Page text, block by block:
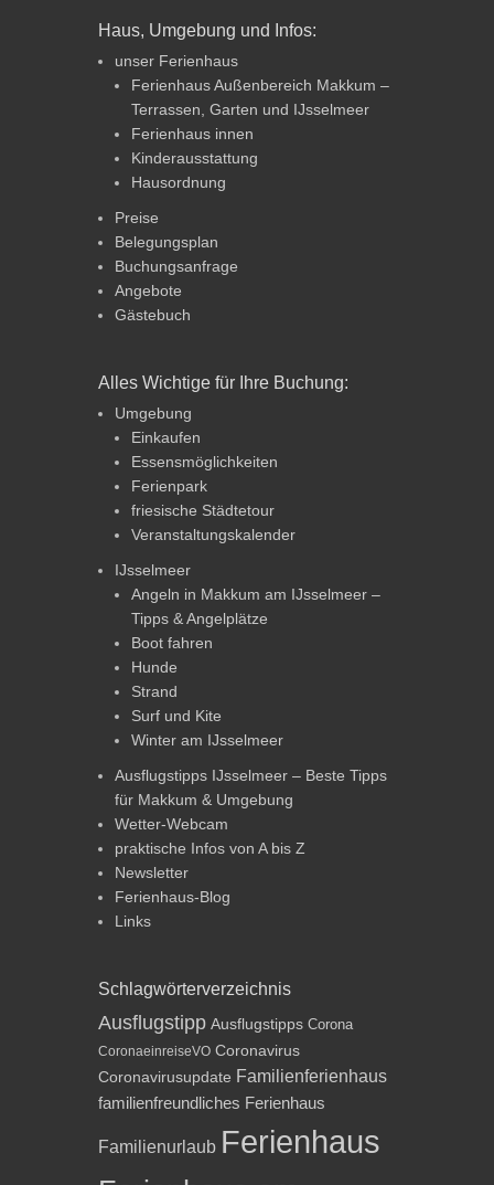
Haus, Umgebung und Infos:
unser Ferienhaus
Ferienhaus Außenbereich Makkum –
Terrassen, Garten und IJsselmeer
Ferienhaus innen
Kinderausstattung
Hausordnung
Preise
Belegungsplan
Buchungsanfrage
Angebote
Gästebuch
Alles Wichtige für Ihre Buchung:
Umgebung
Einkaufen
Essensmöglichkeiten
Ferienpark
friesische Städtetour
Veranstaltungskalender
IJsselmeer
Angeln in Makkum am IJsselmeer –
Tipps & Angelplätze
Boot fahren
Hunde
Strand
Surf und Kite
Winter am IJsselmeer
Ausflugstipps IJsselmeer – Beste Tipps
für Makkum & Umgebung
Wetter-Webcam
praktische Infos von A bis Z
Newsletter
Ferienhaus-Blog
Links
Schlagwörterverzeichnis
Ausflugstipp Ausflugstipps Corona
CoronaeinreiseVO Coronavirus
Coronavirusupdate Familienferienhaus
familienfreundliches Ferienhaus
Familienurlaub Ferienhaus